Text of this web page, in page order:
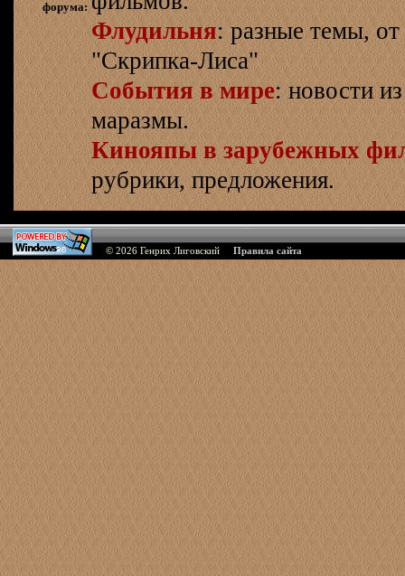
форума:
Флудильня: разные темы,
"Скрипка-Лиса"
События в мире: новости
маразмы.
Кинояпы в зарубежных
рубрики, предложения.
© 2026 Генрих Лиговский Правила сайта